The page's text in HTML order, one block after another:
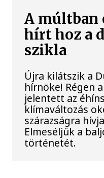
A múltban
hírt hoz a
szikla
Újra kilátszik a
hírnöke! Régen
jelentett az
klímaváltozás
szárazságra
Elmeséljük a
történetét.